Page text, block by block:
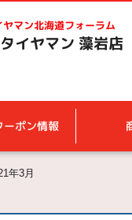
ヤマン北海道フォーラム
イヤマン 藻岩店
ーポン情報
年3月